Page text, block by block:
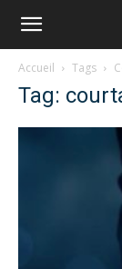
Accueil Tags
Tag: